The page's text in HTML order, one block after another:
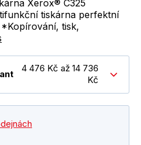
Xerox® C325
tiskárna perfektní
tisk,
4 476 Kč až 14 736
Kč